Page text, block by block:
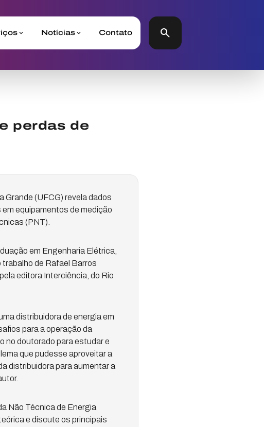
Notícias Contato search
perdas de
Grande (UFCG) revela dados
equipamentos de medição
(PNT).
em Engenharia Elétrica,
de Rafael Barros
editora Interciência, do Rio
distribuidora de energia em
para a operação da
no doutorado para estudar e
que pudesse aproveitar a
distribuidora para aumentar a
Não Técnica de Energia
e discute os principais